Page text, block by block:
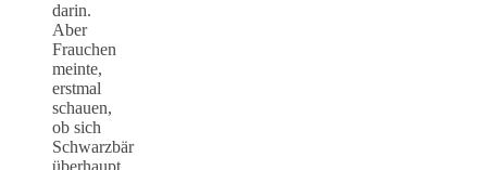
darin.
Aber
Frauchen
meinte,
erstmal
schauen,
ob sich
Schwarzbär
überhaupt